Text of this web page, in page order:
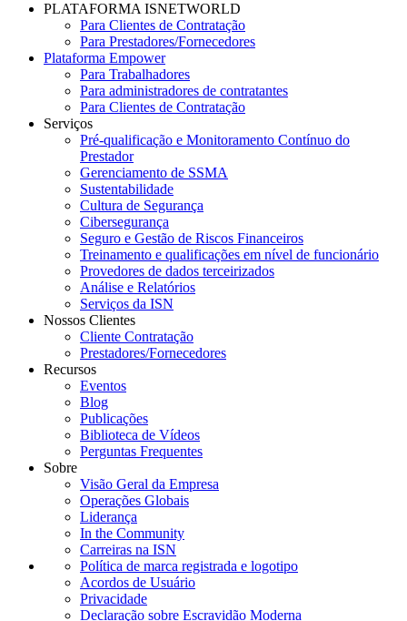
PLATAFORMA ISNETWORLD
Para Clientes de Contratação
Para Prestadores/Fornecedores
Plataforma Empower
Para Trabalhadores
Para administradores de contratantes
Para Clientes de Contratação
Serviços
Pré-qualificação e Monitoramento Contínuo do
Prestador
Gerenciamento de SSMA
Sustentabilidade
Cultura de Segurança
Cibersegurança
Seguro e Gestão de Riscos Financeiros
Treinamento e qualificações em nível de funcionário
Provedores de dados terceirizados
Análise e Relatórios
Serviços da ISN
Nossos Clientes
Cliente Contratação
Prestadores/Fornecedores
Recursos
Eventos
Blog
Publicações
Biblioteca de Vídeos
Perguntas Frequentes
Sobre
Visão Geral da Empresa
Operações Globais
Liderança
In the Community
Carreiras na ISN
Política de marca registrada e logotipo
Acordos de Usuário
Privacidade
Declaração sobre Escravidão Moderna